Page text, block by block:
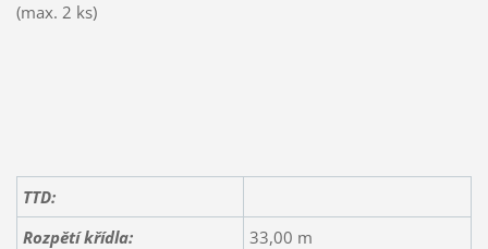
(max. 2 ks)
TTD:
Rozpětí křídla:
33,00 m